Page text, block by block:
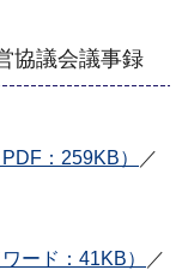
協議会議事録
：259KB）
／
ード：41KB）
／